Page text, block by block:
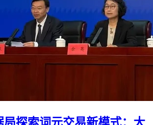
局探索词元交易新模式：大